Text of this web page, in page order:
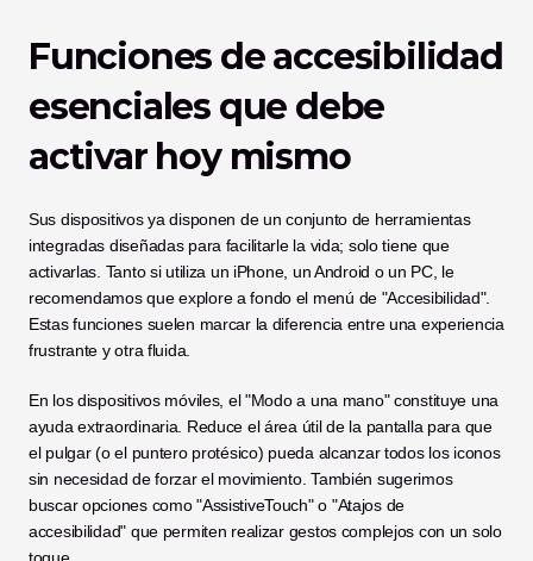
Funciones de accesibilidad
esenciales que debe
activar hoy mismo
Sus dispositivos ya disponen de un conjunto de herramientas
integradas diseñadas para facilitarle la vida; solo tiene que
activarlas. Tanto si utiliza un iPhone, un Android o un PC, le
recomendamos que explore a fondo el menú de "Accesibilidad".
Estas funciones suelen marcar la diferencia entre una experiencia
frustrante y otra fluida.
En los dispositivos móviles, el "Modo a una mano" constituye una
ayuda extraordinaria. Reduce el área útil de la pantalla para que
el pulgar (o el puntero protésico) pueda alcanzar todos los iconos
sin necesidad de forzar el movimiento. También sugerimos
buscar opciones como "AssistiveTouch" o "Atajos de
accesibilidad" que permiten realizar gestos complejos con un solo
toque.